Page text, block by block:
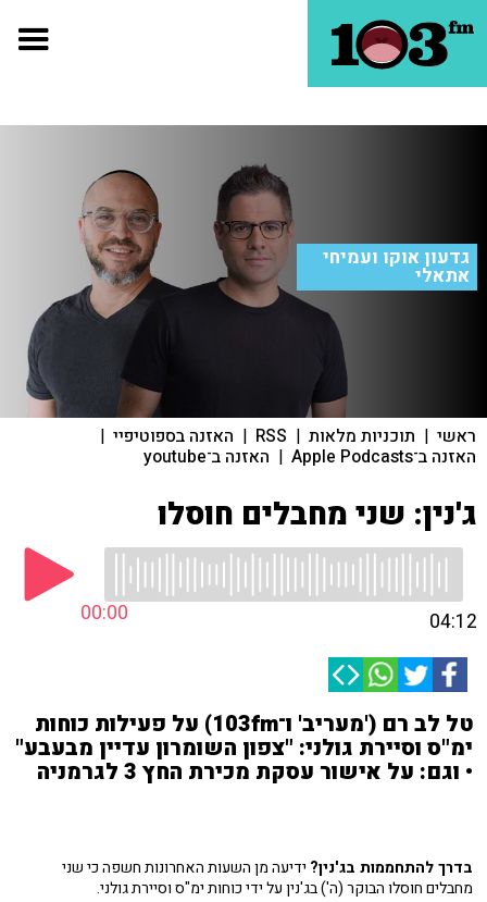
גדעון אוקו ועמיחי
אתאלי
ראשי | תוכניות מלאות |
RSS
| האזנה בספוטיפיי |
האזנה ב־Apple Podcasts | האזנה ב־youtube
ג'נין: שני מחבלים חוסלו
00:00 04:12
טל לב רם ('מעריב' ו־103fm) על פעילות כוחות
ימ"ס וסיירת גולני: "צפון השומרון עדיין מבעבע"
• וגם: על אישור עסקת מכירת החץ 3 לגרמניה
בדרך להתחממות בג'נין? ידיעה מן השעות האחרונות חשפה כי שני
מחבלים חוסלו הבוקר (ה') בג'נין על ידי כוחות ימ"ס וסיירת גולני.